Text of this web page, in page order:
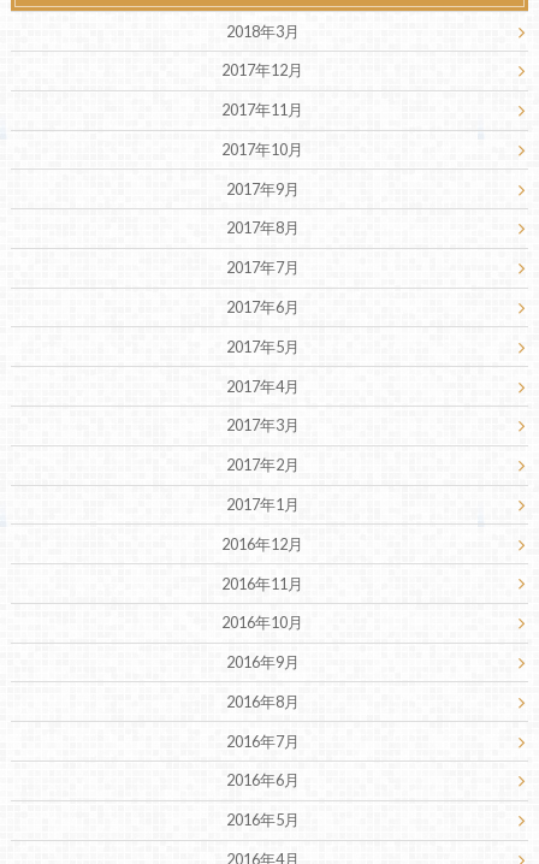
2018年3月
2017年12月
2017年11月
2017年10月
2017年9月
2017年8月
2017年7月
2017年6月
2017年5月
2017年4月
2017年3月
2017年2月
2017年1月
2016年12月
2016年11月
2016年10月
2016年9月
2016年8月
2016年7月
2016年6月
2016年5月
2016年4月